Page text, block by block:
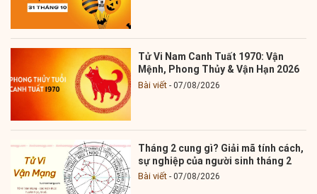
Tử Vi Nam Canh Tuất 1970: Vận
Mệnh, Phong Thủy & Vận Hạn 2026
Bài viết 07/08/2026
Tháng 2 cung gì? Giải mã tính cách,
sự nghiệp của người sinh tháng 2
Bài viết 07/08/2026